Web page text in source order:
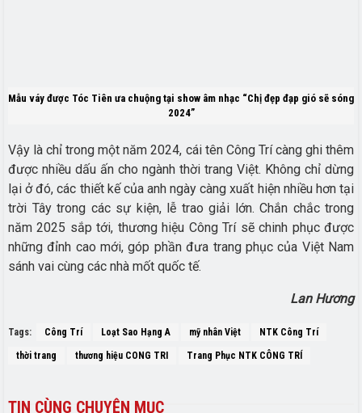
Mẫu váy được Tóc Tiên ưa chuộng tại show âm nhạc “Chị đẹp đạp gió sẽ sóng
2024”
Vậy là chỉ trong một năm 2024, cái tên Công Trí càng ghi thêm
được nhiều dấu ấn cho ngành thời trang Việt. Không chỉ dừng
lại ở đó, các thiết kế của anh ngày càng xuất hiện nhiều hơn tại
trời Tây trong các sự kiện, lễ trao giải lớn. Chắn chắc trong
năm 2025 sắp tới, thương hiệu Công Trí sẽ chinh phục được
những đỉnh cao mới, góp phần đưa trang phục của Việt Nam
sánh vai cùng các nhà mốt quốc tế.
Lan Hương
Tags: Công Trí Loạt Sao Hạng A mỹ nhân Việt NTK Công Trí
thời trang thương hiệu CONG TRI Trang Phục NTK CÔNG TRÍ
TIN CÙNG CHUYÊN MỤC